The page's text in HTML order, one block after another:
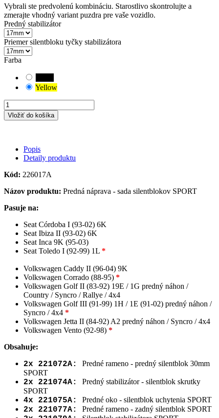
Vybrali ste predvolenú kombináciu. Starostlivo skontrolujte a
zmerajte vhodný variant puzdra pre vaše vozidlo.
Predný stabilizátor
Priemer silentbloku tyčky stabilizátora
Farba
Yellow
Vložiť do košíka
Popis
Detaily produktu
Kód: 226017A
Názov produktu: Predná náprava - sada silentblokov SPORT
Pasuje na:
Seat Córdoba I (93-02) 6K
Seat Ibiza II (93-02) 6K
Seat Inca 9K (95-03)
Seat Toledo I (92-99) 1L *
Volkswagen Caddy II (96-04) 9K
Volkswagen Corrado (88-95) *
Volkswagen Golf II (83-92) 19E / 1G predný náhon /
Country / Syncro / Rallye / 4x4
Volkswagen Golf III (91-99) 1H / 1E (91-02) predný náhon /
Syncro / 4x4 *
Volkswagen Jetta II (84-92) A2 predný náhon / Syncro / 4x4
Volkswagen Vento (92-98) *
Obsahuje:
2x 221072A: Predné rameno - predný silentblok 30mm
SPORT
2x 221074A: Predný stabilizátor - silentblok skrutky
SPORT
4x 221075A: Predné oko - silentblok uchytenia SPORT
2x 221077A: Predné rameno - zadný silentblok SPORT